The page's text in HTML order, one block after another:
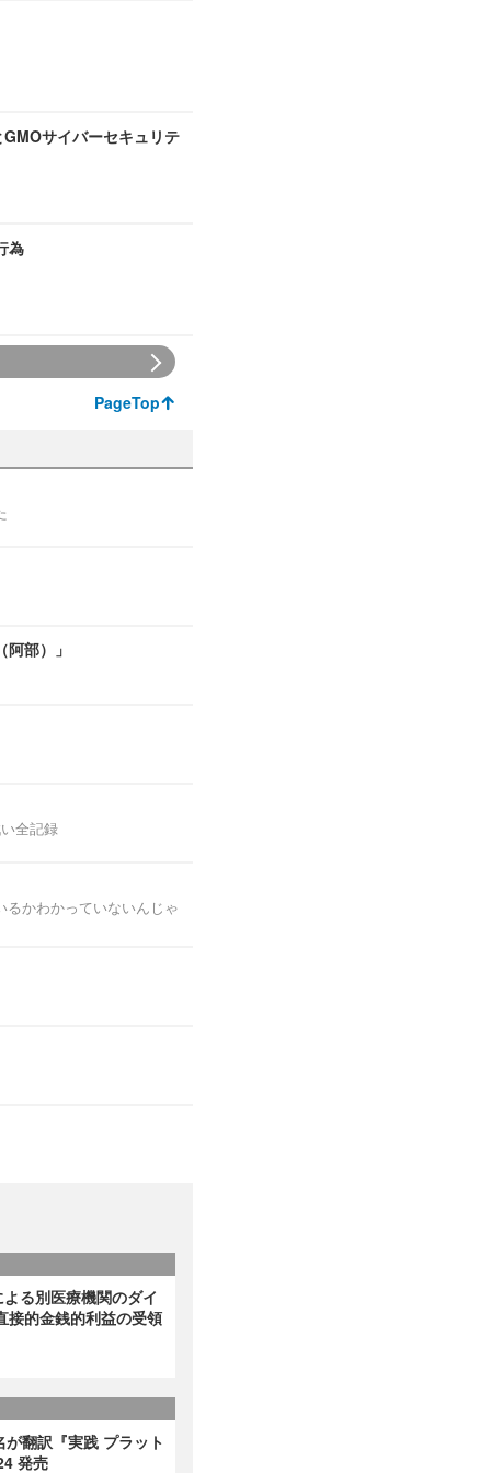
サイバーセキュリテ
為
PageTop
部）」
全記録
かわかっていないんじゃ
る別医療機関のダイ
接的金銭的利益の受領
翻訳『実践 プラット
発売